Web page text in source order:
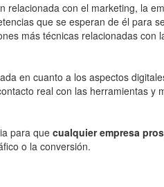
con el marketing, la
que se esperan de él para
más técnicas relacionadas con
en cuanto a los aspectos
real con las herramientas
para que cualquier empresa
o la conversión.